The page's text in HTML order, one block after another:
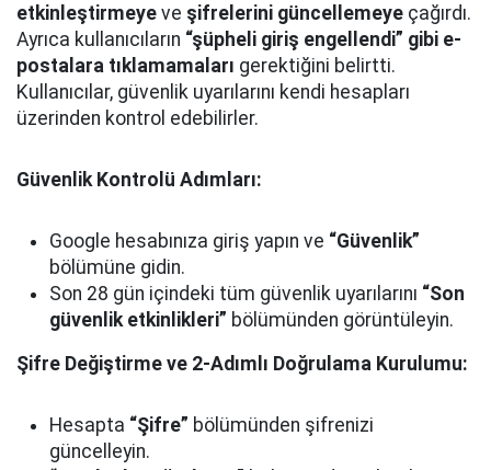
etkinleştirmeye ve şifrelerini güncellemeye çağırdı.
Ayrıca kullanıcıların “şüpheli giriş engellendi” gibi e-
postalara tıklamamaları gerektiğini belirtti.
Kullanıcılar, güvenlik uyarılarını kendi hesapları
üzerinden kontrol edebilirler.
Güvenlik Kontrolü Adımları:
Google hesabınıza giriş yapın ve “Güvenlik”
bölümüne gidin.
Son 28 gün içindeki tüm güvenlik uyarılarını “Son
güvenlik etkinlikleri” bölümünden görüntüleyin.
Şifre Değiştirme ve 2-Adımlı Doğrulama Kurulumu:
Hesapta “Şifre” bölümünden şifrenizi
güncelleyin.